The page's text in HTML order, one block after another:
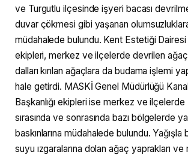
ve Turgutlu ilçesinde işyeri bacası
duvar çökmesi gibi yaşanan
müdahalede bulundu. Kent Estetiği Dairesi
ekipleri, merkez ve ilçelerde devrilen
dalları kırılan ağaçlara da budama işlemi
hale getirdi. MASKİ Genel Müdürlüğü
Başkanlığı ekipleri ise merkez ve ilçelerde
sırasında ve sonrasında bazı bölgelerde
baskınlarına müdahalede bulundu.
suyu ızgaralarına dolan ağaç yaprakları